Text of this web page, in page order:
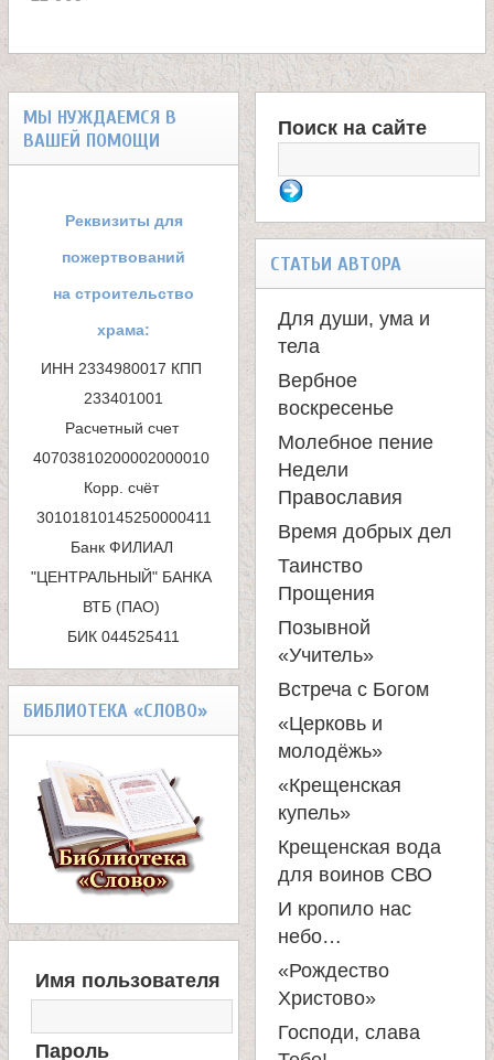
л
е
н
и
а
н
МЫ НУЖДАЕМСЯ В
ВАШЕЙ ПОМОЩИ
Реквизиты для
пожертвований
на строительство
храма:
ИНН 2334980017 КПП
233401001
Расчетный счет
40703810200002000010
Корр. счёт
Банк ФИЛИАЛ
"ЦЕНТРАЛЬНЫЙ" БАНКА
ВТБ (ПАО)
БИК 044525411
БИБЛИОТЕКА «СЛОВО»
Д
Имя пользователя
Пароль
Ф
о
р
м
а
п
о
и
с
к
а
Поиск на сайте
СТАТЬИ АВТОРА
Для души, ума и
тела
Вербное
воскресенье
Молебное пение
Недели
Православия
Время добрых дел
Таинство
Прощения
Позывной
«Учитель»
Встреча с Богом
«Церковь и
молодёжь»
«Крещенская
купель»
Крещенская вода
для воинов СВО
И кропило нас
небо…
«Рождество
Христово»
Господи, слава